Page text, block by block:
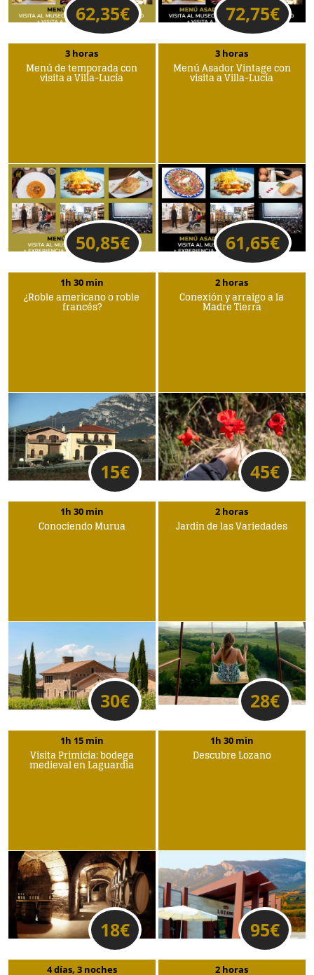
2 horas
Conexión y arraigo a la
Madre Tierra
45€
62,35€ 72,75€
3 horas
Menú de temporada con
visita a Villa-Lucía
50,85€
3 horas
Menú Asador Vintage con
visita a Villa-Lucía
61,65€
2 horas
1h 30 min
¿Roble americano o roble
francés?
15€
1h 30 min
Conociendo Murua
30€
2 horas
Jardín de las Variedades
28€
1h 15 min
Visita Primicia: bodega
medieval en Laguardia
18€
1h 30 min
Descubre Lozano
95€
4 días, 3 noches